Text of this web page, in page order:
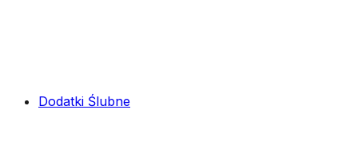
Dodatki Ślubne